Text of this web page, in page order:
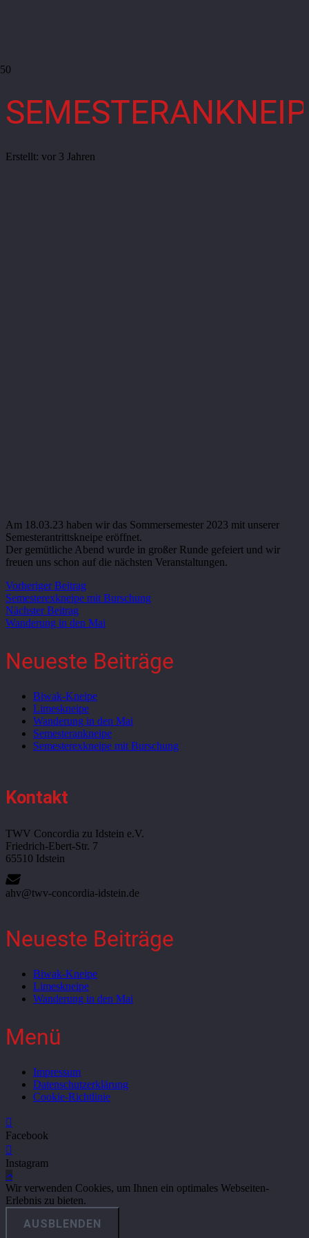
Erstellt: vor 3 Jahren
Am 18.03.23 haben wir das Sommersemester 2023 mit unserer
Semesterantrittskneipe eröffnet.
Der gemütliche Abend wurde in großer Runde gefeiert und wir
freuen uns schon auf die nächsten Veranstaltungen.
Vorheriger Beitrag
Semesterexkneipe mit Burschung
Nächster Beitrag
Wanderung in den Mai
Neueste Beiträge
Biwak-Kneipe
Limeskneipe
Wanderung in den Mai
Semesterankneipe
Semesterexkneipe mit Burschung
Kontakt
TWV Concordia zu Idstein e.V.
Friedrich-Ebert-Str. 7
65510 Idstein
ahv@twv-concordia-idstein.de
Neueste Beiträge
Biwak-Kneipe
Limeskneipe
Wanderung in den Mai
Menü
Impressum
Datenschutzerklärung
Cookie-Richtlinie
Facebook
Instagram
Wir verwenden Cookies, um Ihnen ein optimales Webseiten-
Erlebnis zu bieten.
AUSBLENDEN